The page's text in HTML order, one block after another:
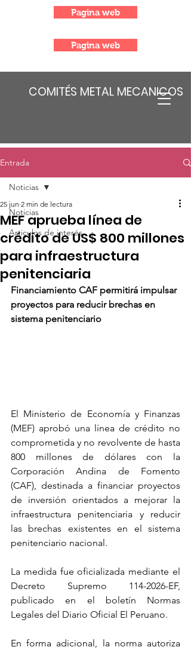
COMITÉS METAL MECANICOS
Pagina web
Pagina web
Entrada
Noticias
Articulos de interés
Noticias
MEF aprueba línea de
crédito de US$ 800 millones
para infraestructura
penitenciaria
25 jun 2 min de lectura
Financiamiento CAF permitirá impulsar
proyectos para reducir brechas en
sistema penitenciario
El Ministerio de Economía y Finanzas
(MEF) aprobó una línea de crédito no
comprometida y no revolvente de hasta
800 millones de dólares con la
Corporación Andina de Fomento
(CAF), destinada a financiar proyectos
de inversión orientados a mejorar la
infraestructura penitenciaria y reducir
las brechas existentes en el sistema
penitenciario nacional.
La medida fue oficializada mediante el
Decreto Supremo 114-2026-EF,
publicado en el boletín Normas
Legales del Diario Oficial El Peruano.
En forma adicional, la norma autoriza